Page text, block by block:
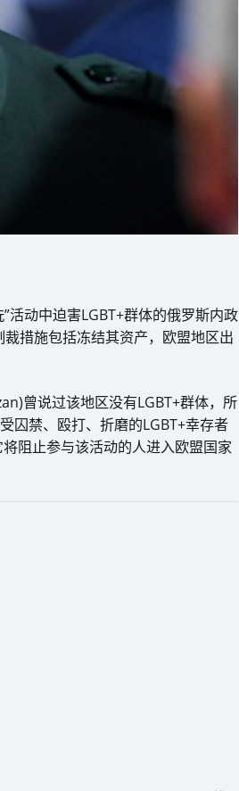
活动中迫害LGBT+群体的俄罗斯内政
措施包括冻结其资产，欧盟地区出
曾说过该地区没有LGBT+群体，所
囚禁、殴打、折磨的LGBT+幸存者
阻止参与该活动的人进入欧盟国家